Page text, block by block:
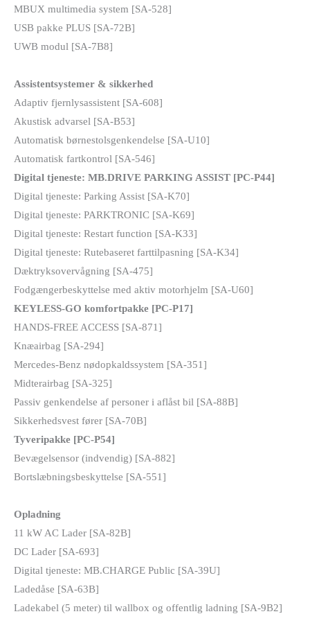
MBUX multimedia system [SA-528]
USB pakke PLUS [SA-72B]
UWB modul [SA-7B8]
Assistentsystemer & sikkerhed
Adaptiv fjernlysassistent [SA-608]
Akustisk advarsel [SA-B53]
Automatisk børnestolsgenkendelse [SA-U10]
Automatisk fartkontrol [SA-546]
Digital tjeneste: MB.DRIVE PARKING ASSIST [PC-P44]
Digital tjeneste: Parking Assist [SA-K70]
Digital tjeneste: PARKTRONIC [SA-K69]
Digital tjeneste: Restart function [SA-K33]
Digital tjeneste: Rutebaseret farttilpasning [SA-K34]
Dæktryksovervågning [SA-475]
Fodgængerbeskyttelse med aktiv motorhjelm [SA-U60]
KEYLESS-GO komfortpakke [PC-P17]
HANDS-FREE ACCESS [SA-871]
Knæairbag [SA-294]
Mercedes-Benz nødopkaldssystem [SA-351]
Midterairbag [SA-325]
Passiv genkendelse af personer i aflåst bil [SA-88B]
Sikkerhedsvest fører [SA-70B]
Tyveripakke [PC-P54]
Bevægelsensor (indvendig) [SA-882]
Bortslæbningsbeskyttelse [SA-551]
Opladning
11 kW AC Lader [SA-82B]
DC Lader [SA-693]
Digital tjeneste: MB.CHARGE Public [SA-39U]
Ladedåse [SA-63B]
Ladekabel (5 meter) til wallbox og offentlig ladning [SA-9B2]